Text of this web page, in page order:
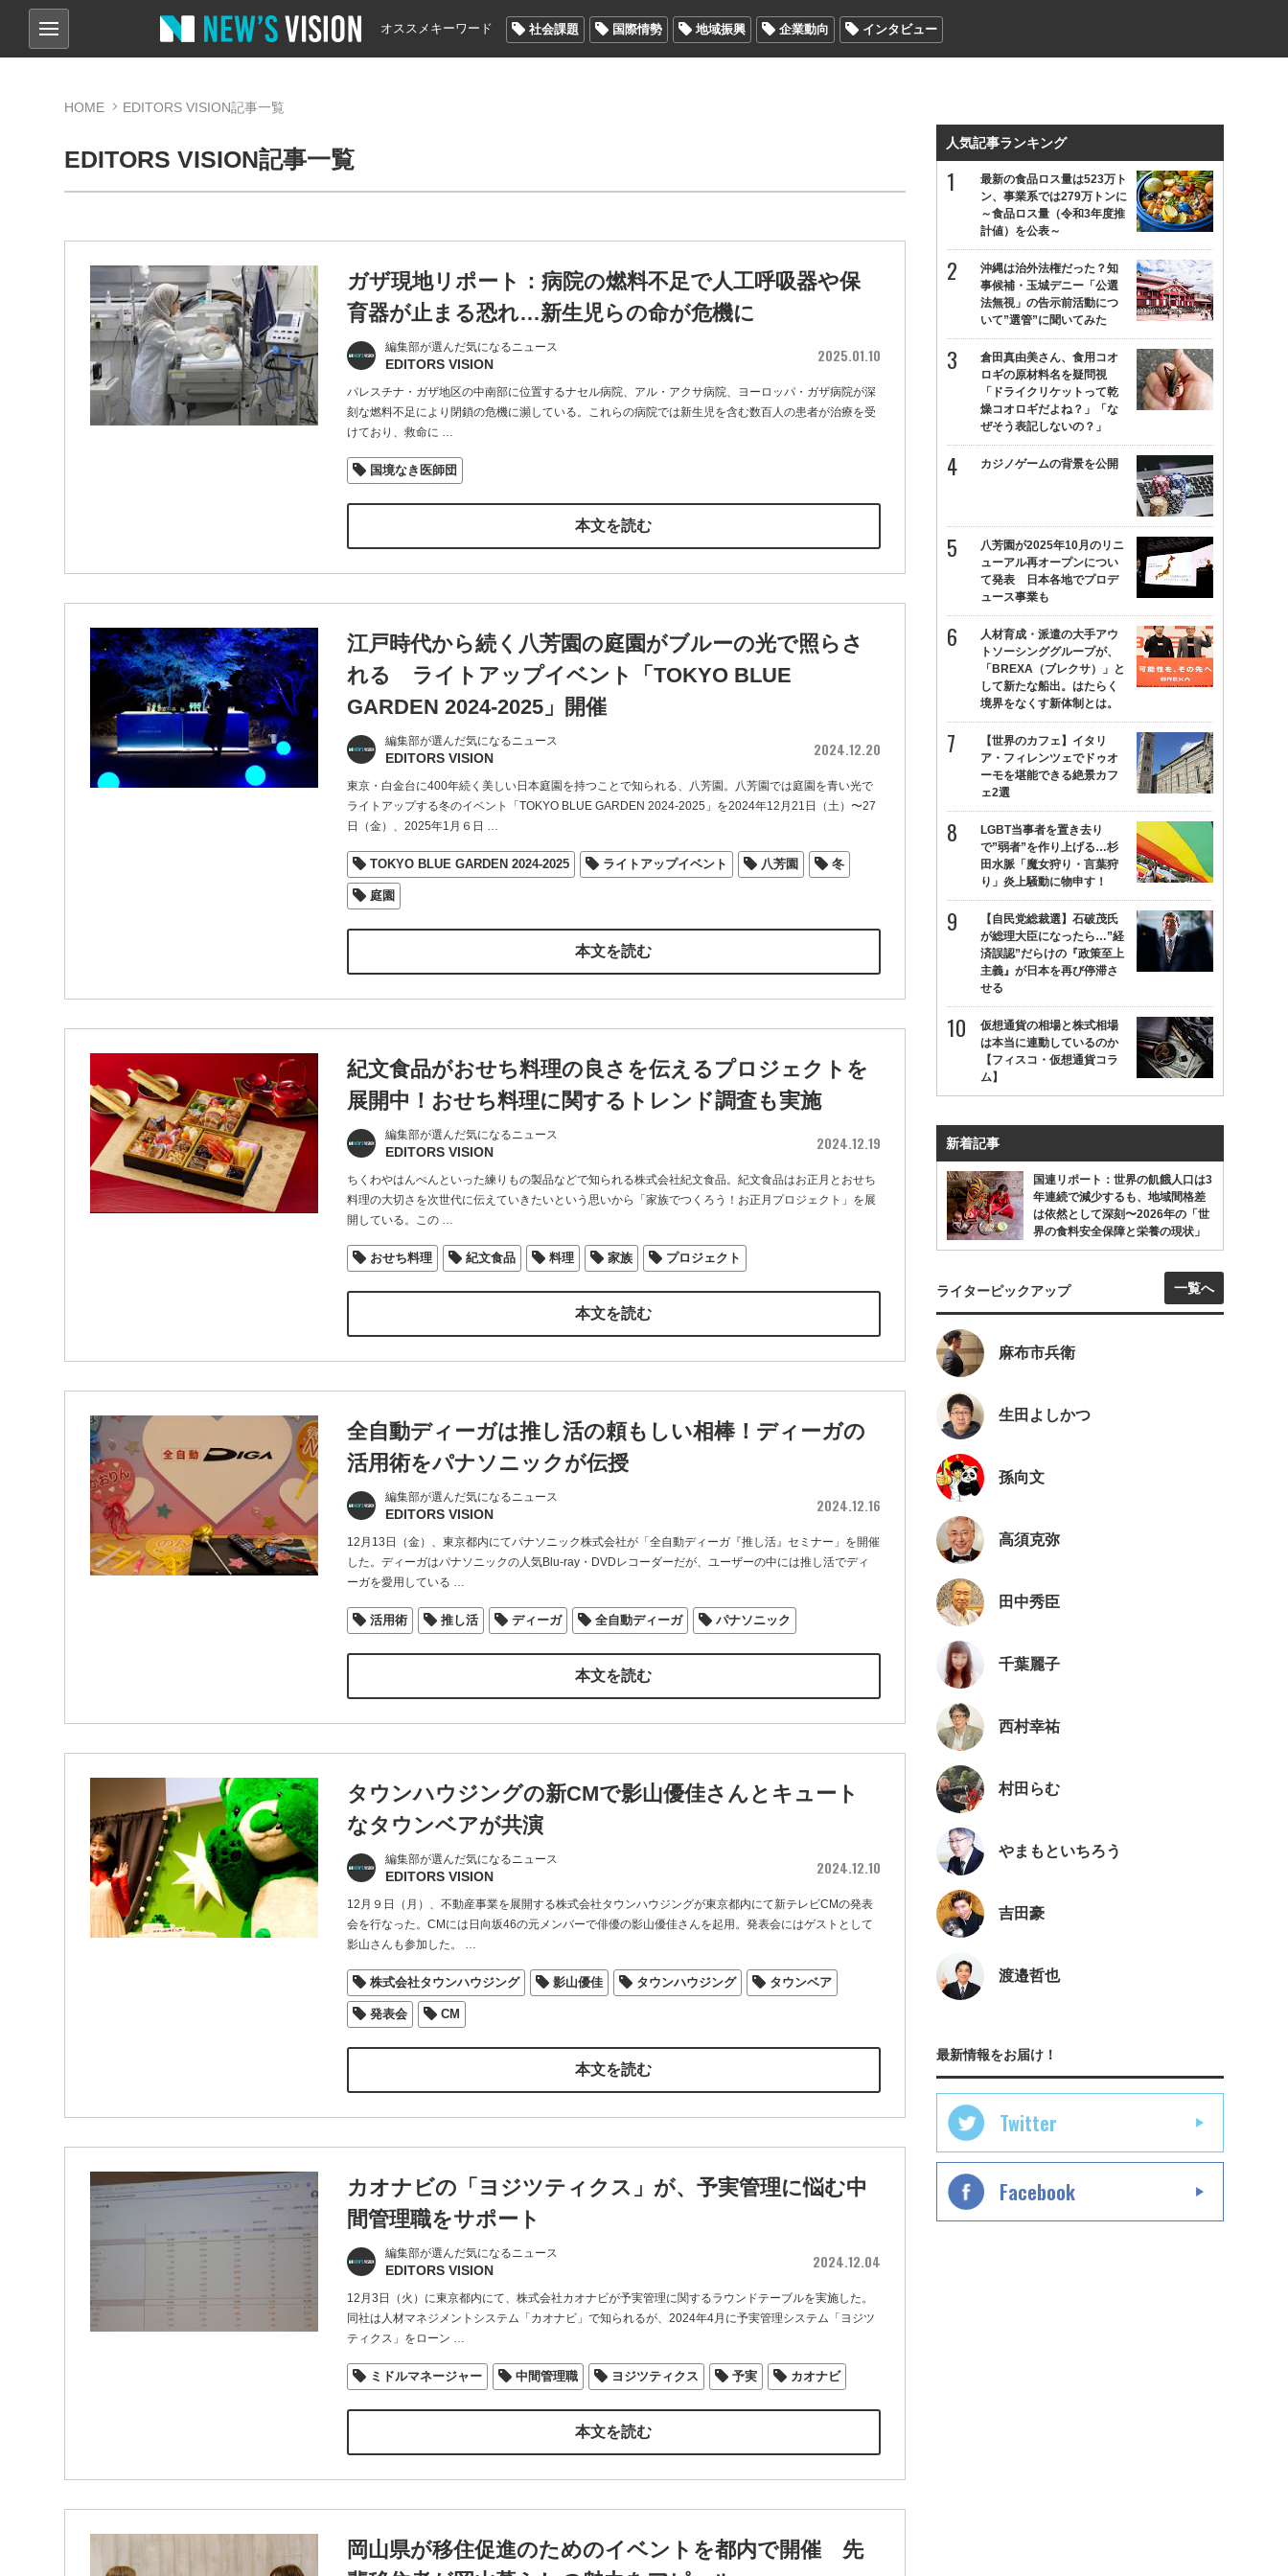
オススメキーワード 社会課題 国際情勢 地域振興 企業動向 インタビュー
HOME EDITORS VISION記事一覧
EDITORS VISION記事一覧
ガザ現地リポート：病院の燃料不足で人工呼吸器や保
育器が止まる恐れ…新生児らの命が危機に
編集部が選んだ気になるニュース
EDITORS VISION 2025.01.10
パレスチナ・ガザ地区の中南部に位置するナセル病院、アル・アクサ病院、ヨーロッパ・ガザ病院が深
刻な燃料不足により閉鎖の危機に瀕している。これらの病院では新生児を含む数百人の患者が治療を受
けており、救命に …
国境なき医師団
本文を読む
江戸時代から続く八芳園の庭園がブルーの光で照らさ
れる ライトアップイベント「TOKYO BLUE
GARDEN 2024-2025」開催
編集部が選んだ気になるニュース
EDITORS VISION 2024.12.20
東京・白金台に400年続く美しい日本庭園を持つことで知られる、八芳園。八芳園では庭園を青い光で
ライトアップする冬のイベント「TOKYO BLUE GARDEN 2024-2025」を2024年12月21日（土）〜27
日（金）、2025年1月６日 …
TOKYO BLUE GARDEN 2024-2025 ライトアップイベント 八芳園 冬
庭園
本文を読む
紀文食品がおせち料理の良さを伝えるプロジェクトを
展開中！おせち料理に関するトレンド調査も実施
編集部が選んだ気になるニュース
EDITORS VISION 2024.12.19
ちくわやはんぺんといった練りもの製品などで知られる株式会社紀文食品。紀文食品はお正月とおせち
料理の大切さを次世代に伝えていきたいという思いから「家族でつくろう！お正月プロジェクト」を展
開している。この…
おせち料理 紀文食品 料理 家族 プロジェクト
本文を読む
全自動ディーガは推し活の頼もしい相棒！ディーガの
活用術をパナソニックが伝授
編集部が選んだ気になるニュース
EDITORS VISION 2024.12.16
12月13日（金）、東京都内にてパナソニック株式会社が「全自動ディーガ『推し活』セミナー」を開催
した。ディーガはパナソニックの人気Blu-ray・DVDレコーダーだが、ユーザーの中には推し活でディ
ーガを愛用している …
活用術 推し活 ディーガ 全自動ディーガ パナソニック
本文を読む
タウンハウジングの新CMで影山優佳さんとキュート
なタウンベアが共演
編集部が選んだ気になるニュース
EDITORS VISION 2024.12.10
12月９日（月）、不動産事業を展開する株式会社タウンハウジングが東京都内にて新テレビCMの発表
会を行なった。CMには日向坂46の元メンバーで俳優の影山優佳さんを起用。発表会にはゲストとして
影山さんも参加した。
…
株式会社タウンハウジング 影山優佳 タウンハウジング タウンベア
発表会 CM
本文を読む
カオナビの「ヨジツティクス」が、予実管理に悩む中
間管理職をサポート
編集部が選んだ気になるニュース
EDITORS VISION 2024.12.04
12月3日（火）に東京都内にて、株式会社カオナビが予実管理に関するラウンドテーブルを実施した。
同社は人材マネジメントシステム「カオナビ」で知られるが、2024年4月に予実管理システム「ヨジツ
ティクス」をローン …
ミドルマネージャー 中間管理職 ヨジツティクス 予実 カオナビ
本文を読む
岡山県が移住促進のためのイベントを都内で開催 先
人気記事ランキング
最新の食品ロス量は523万ト
ン、事業系では279万トンに
～食品ロス量（令和3年度推
計値）を公表～
沖縄は治外法権だった？知
事候補・玉城デニー「公選
法無視」の告示前活動につ
いて”選管”に聞いてみた
倉田真由美さん、食用コオ
ロギの原材料名を疑問視
「ドライクリケットって乾
燥コオロギだよね？」「な
ぜそう表記しないの？」
カジノゲームの背景を公開
八芳園が2025年10月のリニ
ューアル再オープンについ
て発表 日本各地でプロデ
ュース事業も
人材育成・派遣の大手アウ
トソーシンググループが、
「BREXA（ブレクサ）」と
して新たな船出。はたらく
境界をなくす新体制とは。
【世界のカフェ】イタリ
ア・フィレンツェでドゥオ
ーモを堪能できる絶景カフ
ェ2選
LGBT当事者を置き去り
で”弱者”を作り上げる…杉
田水脈「魔女狩り・言葉狩
り」炎上騒動に物申す！
【自民党総裁選】石破茂氏
が総理大臣になったら…”経
済誤認”だらけの『政策至上
主義』が日本を再び停滞さ
せる
仮想通貨の相場と株式相場
は本当に連動しているのか
【フィスコ・仮想通貨コラ
ム】
新着記事
国連リポート：世界の飢餓人口は3
年連続で減少するも、地域間格差
は依然として深刻〜2026年の「世
界の食料安全保障と栄養の現状」
ライターピックアップ 一覧へ
麻布市兵衛
生田よしかつ
孫向文
高須克弥
田中秀臣
千葉麗子
西村幸祐
村田らむ
やまもといちろう
吉田豪
渡邉哲也
最新情報をお届け！
Twitter
Facebook